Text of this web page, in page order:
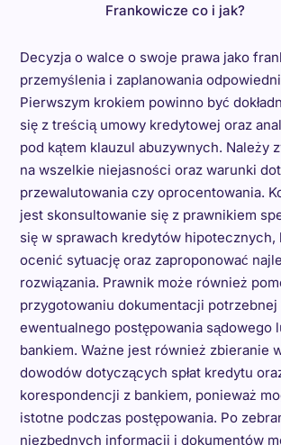
Frankowicze co i jak?
Decyzja o walce o swoje prawa jako
przemyślenia i zaplanowania
Pierwszym krokiem powinno być
się z treścią umowy kredytowej oraz
pod kątem klauzul abuzywnych. Należy
na wszelkie niejasności oraz warunki
przewalutowania czy oprocentowania.
jest skonsultowanie się z prawnikiem
się w sprawach kredytów hipotecznych,
ocenić sytuację oraz zaproponować
rozwiązania. Prawnik może również
przygotowaniu dokumentacji potrzebnej
ewentualnego postępowania sądowego
bankiem. Ważne jest również zbieranie
dowodów dotyczących spłat kredytu
korespondencji z bankiem, ponieważ
istotne podczas postępowania. Po
niezbędnych informacji i dokumentów